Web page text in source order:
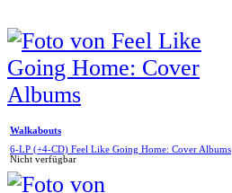
Walkabouts
6-LP (+4-CD) Feel Like Going Home: Cover Albums
Nicht verfügbar